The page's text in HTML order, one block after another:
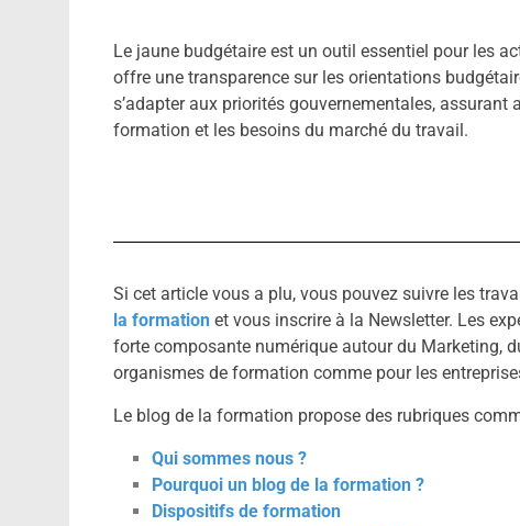
Le jaune budgétaire est un outil essentiel pour les
offre une transparence sur les orientations
s’adapter aux priorités gouvernementales, assurant
formation et les besoins du marché du travail.
Si cet article vous a plu, vous pouvez suivre les
la formation et vous inscrire à la Newsletter. Les
forte composante numérique autour du Marketing,
organismes de formation comme pour les
Le blog de la formation propose des rubriques
Qui sommes nous ?
Pourquoi un blog de la formation ?
Dispositifs de formation